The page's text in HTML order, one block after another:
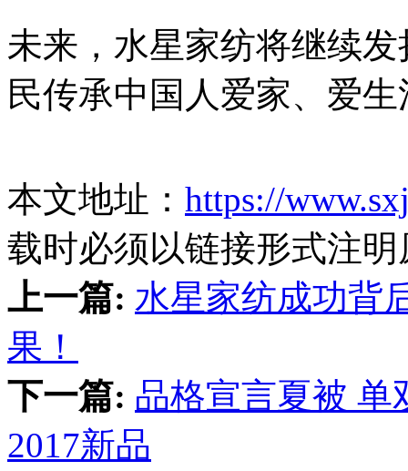
未来，水星家纺将继续
民传承中国人爱家、爱
本文地址： https://
载时必须以链接形式注
上一篇: 水星家纺成功背
果！
下一篇: 品格宣言夏被 单
2017新品